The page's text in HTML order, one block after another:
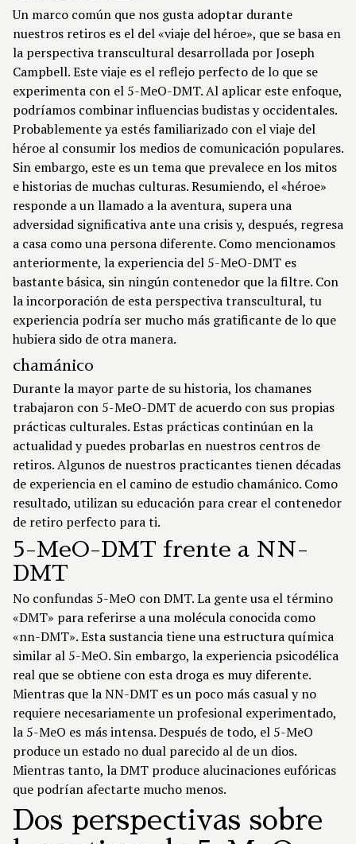
Un marco común que nos gusta adoptar durante
nuestros retiros es el del «viaje del héroe», que se basa en
la perspectiva transcultural desarrollada por Joseph
Campbell. Este viaje es el reflejo perfecto de lo que se
experimenta con el 5-MeO-DMT. Al aplicar este enfoque,
podríamos combinar influencias budistas y occidentales.
Probablemente ya estés familiarizado con el viaje del
héroe al consumir los medios de comunicación populares.
Sin embargo, este es un tema que prevalece en los mitos
e historias de muchas culturas. Resumiendo, el «héroe»
responde a un llamado a la aventura, supera una
adversidad significativa ante una crisis y, después, regresa
a casa como una persona diferente. Como mencionamos
anteriormente, la experiencia del 5-MeO-DMT es
bastante básica, sin ningún contenedor que la filtre. Con
la incorporación de esta perspectiva transcultural, tu
experiencia podría ser mucho más gratificante de lo que
hubiera sido de otra manera.
chamánico
Durante la mayor parte de su historia, los chamanes
trabajaron con 5-MeO-DMT de acuerdo con sus propias
prácticas culturales. Estas prácticas continúan en la
actualidad y puedes probarlas en nuestros centros de
retiros. Algunos de nuestros practicantes tienen décadas
de experiencia en el camino de estudio chamánico. Como
resultado, utilizan su educación para crear el contenedor
de retiro perfecto para ti.
5-MeO-DMT frente a NN-
DMT
No confundas 5-MeO con DMT. La gente usa el término
«DMT» para referirse a una molécula conocida como
«nn-DMT». Esta sustancia tiene una estructura química
similar al 5-MeO. Sin embargo, la experiencia psicodélica
real que se obtiene con esta droga es muy diferente.
Mientras que la NN-DMT es un poco más casual y no
requiere necesariamente un profesional experimentado,
la 5-MeO es más intensa. Después de todo, el 5-MeO
produce un estado no dual parecido al de un dios.
Mientras tanto, la DMT produce alucinaciones eufóricas
que podrían afectarte mucho menos.
Dos perspectivas sobre